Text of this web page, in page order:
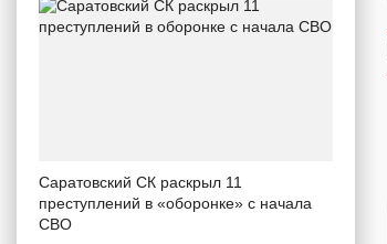
Саратовский СК раскрыл 11
преступлений в «оборонке» с начала
СВО